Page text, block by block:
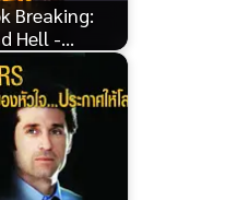
Breaking:
Hell -…